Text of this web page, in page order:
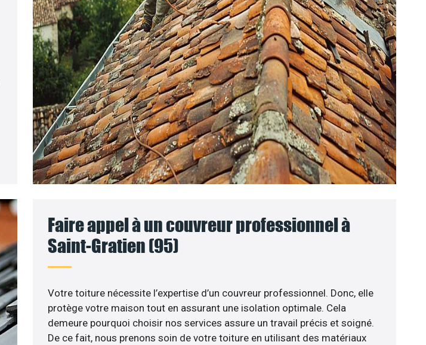
Faire appel à un couvreur professionnel à
Saint-Gratien (95)
Votre toiture nécessite l’expertise d’un couvreur professionnel. Donc, elle
protège votre maison tout en assurant une isolation optimale. Cela
demeure pourquoi choisir nos services assure un travail précis et soigné.
De ce fait, nous prenons soin de votre toiture en utilisant des matériaux